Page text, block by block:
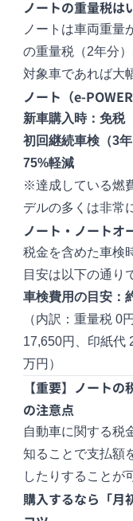
ノートの重量税は
ノートは車両重量
の重量税（2年分
対象車であれば大
ノート（e-
新車購入時：免税
初回継続車検（3
75%軽減
※達成している燃
デルの多くは非常
ノート・ノートオ
税金を含めた車検
目安は以下の通り
車検費用の目安：
（内訳：重量税 0
17,650円、印紙代
万円）
【重要】ノート
の注意点
自動車に関する税
知ることで支払額
したりすることが
購入するなら「月